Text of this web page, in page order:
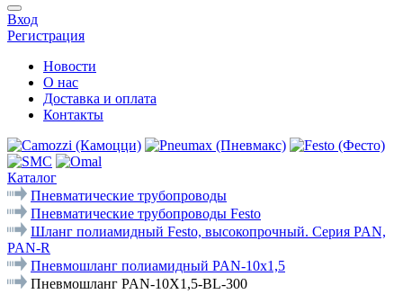
Вход
Регистрация
Новости
О нас
Доставка и оплата
Контакты
Каталог
Пневматические трубопроводы
Пневматические трубопроводы Festo
Шланг полиамидный Festo, высокопрочный. Серия PAN,
PAN-R
Пневмошланг полиамидный PAN-10x1,5
Пневмошланг PAN-10X1,5-BL-300